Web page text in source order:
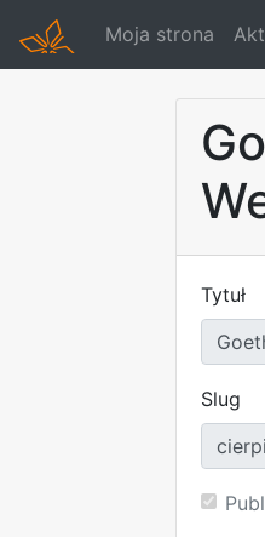
Moja strona
Tytuł
Slug